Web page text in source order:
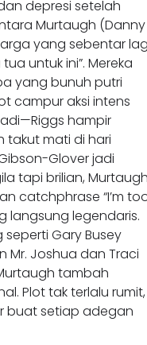
depresi setelah
Murtaugh (Danny
yang sebentar
untuk ini”. Mereka
yang bunuh putri
campur aksi intens
hampir
takut mati di hari
Glover jadi
tapi brilian,
catchphrase “I’m
langsung legendaris.
Gary Busey
Mr. Joshua dan Traci
tambah
Plot tak terlalu rumit,
buat setiap adegan